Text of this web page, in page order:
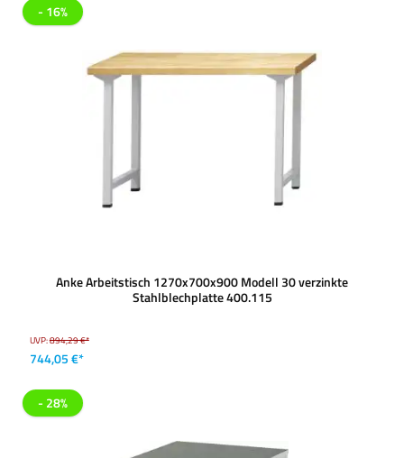
- 16%
Anke Arbeitstisch 1270x700x900 Modell 30 verzinkte
Stahlblechplatte 400.115
UVP:894,29 €*
744,05 €*
- 28%